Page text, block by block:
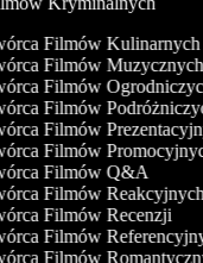
Filmów Kulinarnych
Filmów Muzycznych
Filmów
Filmów
Filmów
Filmów
Filmów Q&A
Filmów Reakcyjnych
Filmów Recenzji
Filmów
Filmów